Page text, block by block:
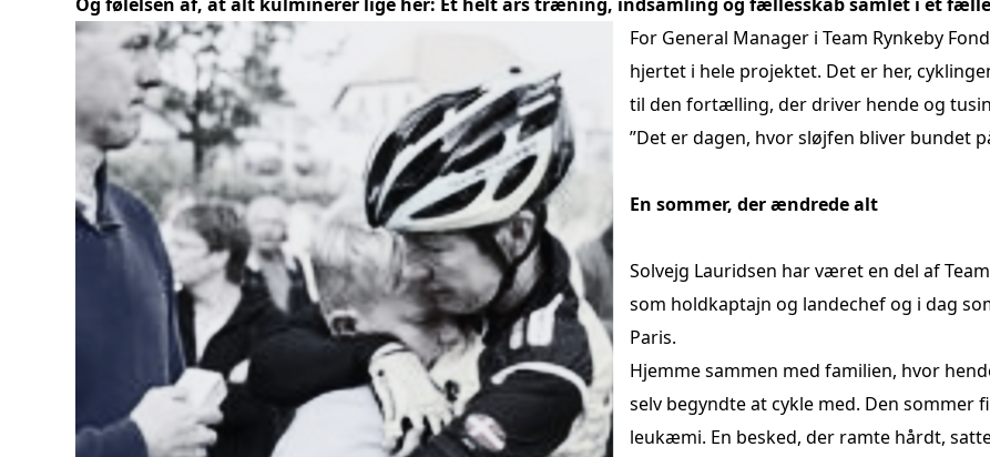
For General Manager i Team Rynkeby
hjertet i hele projektet. Det er her,
til den fortælling, der driver hende og
”Det er dagen, hvor sløjfen bliver bundet
En sommer, der ændrede alt
Solvejg Lauridsen har været en del af
som holdkaptajn og landechef og i dag
Paris.
Hjemme sammen med familien, hvor
selv begyndte at cykle med. Den
leukæmi. En besked, der ramte hårdt,